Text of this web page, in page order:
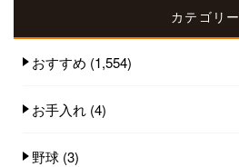
カテゴリー
おすすめ (1,554)
お手入れ (4)
野球 (3)